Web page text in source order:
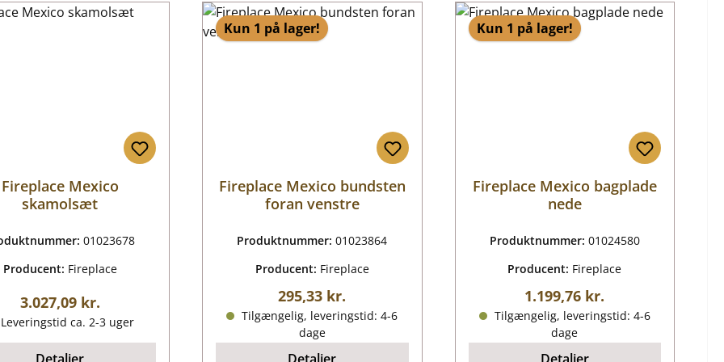
Fireplace Mexico
skamolsæt
01023678
Producent: Fireplace
Almindelig pris:
3.027,09 kr.
ca. 2-3 uger
Kun 1 på lager!
Fireplace Mexico bundsten
foran venstre
Produktnummer:01023864
Producent: Fireplace
Almindelig pris:
295,33 kr.
Tilgængelig, leveringstid: 4-6
dage
Kun 1 på lager!
Fireplace Mexico bagplade
nede
Produktnummer: 01024580
Producent: Fireplace
Almindelig pris:
1.199,76 kr.
Tilgængelig, leveringstid: 4-6
dage